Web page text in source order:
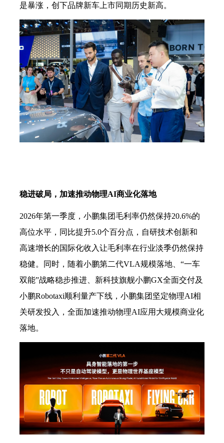
是暴涨，创下品牌新车上市同期历史新高。
稳进破局，加速推动物理AI商业化落地
2026年第一季度，小鹏集团毛利率仍然保持20.6%的
高位水平，同比提升5.0个百分点，自研技术创新和
高速增长的国际化收入让毛利率在行业淡季仍然保持
稳健。同时，随着小鹏第二代VLA规模落地、“一车
双能”战略稳步推进、新科技旗舰小鹏GX全面交付及
小鹏Robotaxi顺利量产下线，小鹏集团坚定物理AI相
关研发投入，全面加速推动物理AI应用大规模商业化
落地。